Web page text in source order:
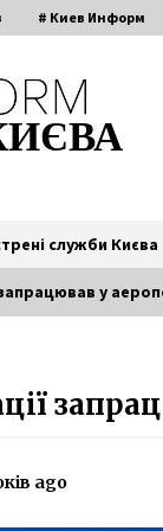
# Киев Информ
служби Києва
прибирання
– КМДА
площі відкрили
у
ago